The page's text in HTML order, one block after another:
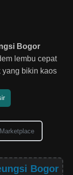
Bogor
lembu cepat
yang bikin kaos
Bogor